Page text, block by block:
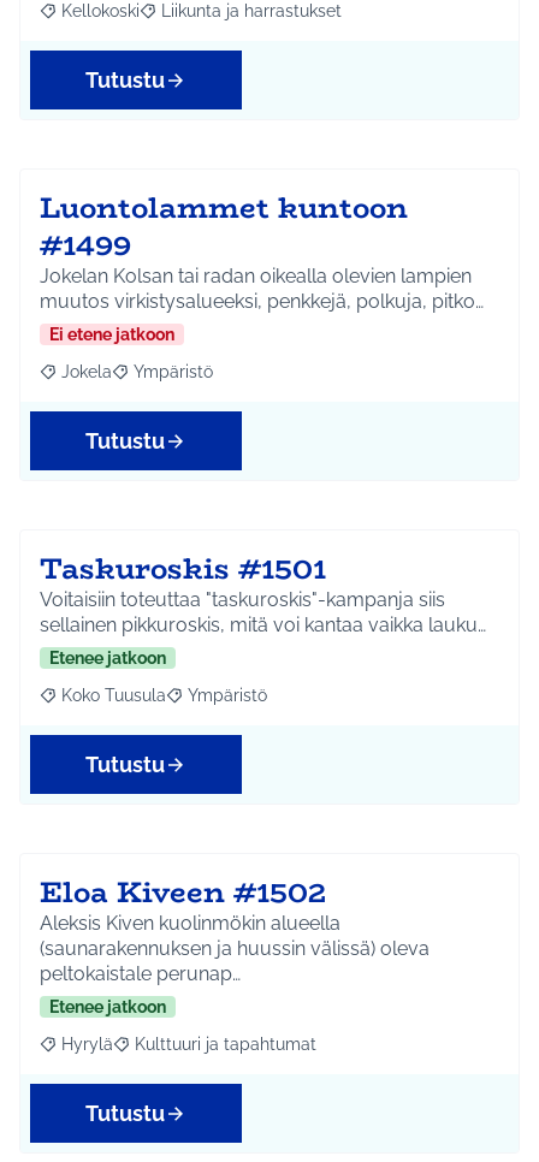
Rajaa tulokset aihepiirin mukaan: Kellokoski
Kellokoski Rajaa tulokset teeman mukaan: Liikunta ja
Liikunta ja harrastukset
Tutustu
Luontolammet kuntoon
#1499
Jokelan Kolsan tai radan oikealla olevien lampien
muutos virkistysalueeksi, penkkejä, polkuja, pitko…
Ei etene jatkoon
Rajaa tulokset aihepiirin mukaan: Jokela
Jokela Rajaa tulokset teeman mukaan: Ympäristö
Ympäristö
Tutustu
Taskuroskis #1501
Voitaisiin toteuttaa "taskuroskis"-kampanja siis
sellainen pikkuroskis, mitä voi kantaa vaikka lauku…
Etenee jatkoon
Rajaa tulokset aihepiirin mukaan: Koko Tuusula
Koko Tuusula Rajaa tulokset teeman mukaan: Ympäristö
Ympäristö
Tutustu
Eloa Kiveen #1502
Aleksis Kiven kuolinmökin alueella
(saunarakennuksen ja huussin välissä) oleva
peltokaistale perunap…
Etenee jatkoon
Rajaa tulokset aihepiirin mukaan: Hyrylä
Hyrylä Rajaa tulokset teeman mukaan: Kulttuuri ja
Kulttuuri ja tapahtumat
Tutustu